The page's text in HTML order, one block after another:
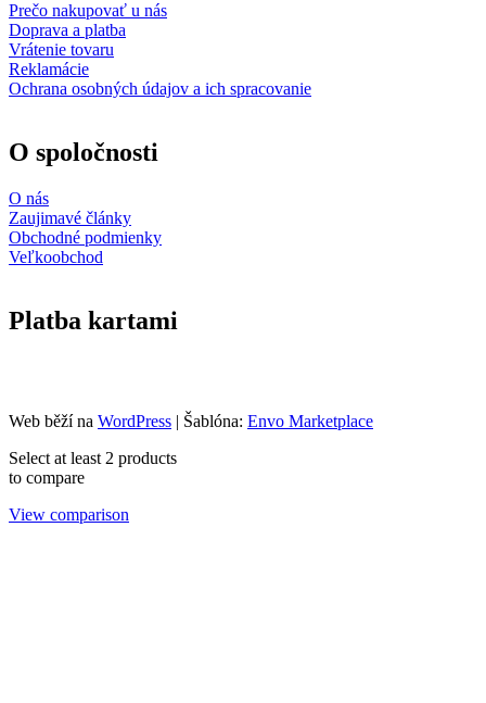
Prečo nakupovať u nás
Doprava a platba
Vrátenie tovaru
Reklamácie
Ochrana osobných údajov a ich spracovanie
O spoločnosti
O nás
Zaujimavé články
Obchodné podmienky
Veľkoobchod
Platba kartami
Web běží na WordPress | Šablóna: Envo Marketplace
Select at least 2 products
to compare
View comparison